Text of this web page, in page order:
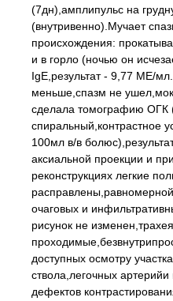
(7дн),амплипульс на
(внутривенно).Мучает
происхождения:
и в горло (ночью он
IgE,результат - 9,77 МЕ/
меньше,спазм не
сделала томографию ОГК
спиральный,контрастное
100мл в/в
аксиальной проекции и
реконструкциях легкие
очаговых и
рисунок не
доступных осмотру
ствола,легочных
дефектов